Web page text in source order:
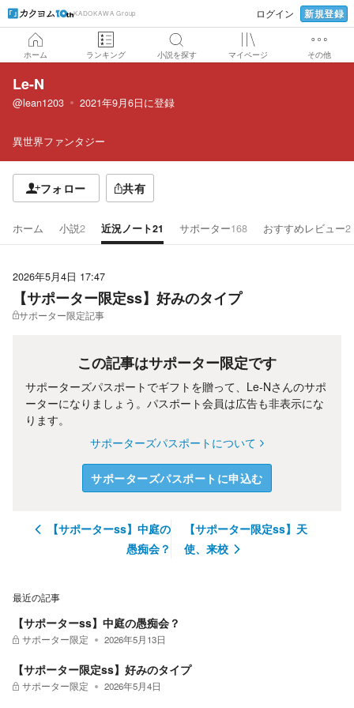
KADOKAWA Group ログイン 新規登録
ホーム ランキング 小説を探す マイページ その他
Le-N
@lean1203 2021年9月6日に登録
異世界ファンタジー
フォロー 共有
ホーム 小説2 近況ノート21 サポーター168 おすすめレビュー2
2026年5月4日 17:47
【サポーター限定ss】好みのタイプ
サポーター限定記事
この記事はサポーター限定です
サポーターズパスポートでギフトを贈って、 Le-Nさんのサポ
ーターになりましょう。パスポート会員は広告も非表示にな
ります。
サポーターズパスポートについて
サポーターズパスポートに申込む
【サポーターss】中庭の
愚痴会？
【サポーター限定ss】天
使、来校
最近の記事
【サポーターss】中庭の愚痴会？
サポーター限定 2026年5月13日
【サポーター限定ss】好みのタイプ
サポーター限定 2026年5月4日